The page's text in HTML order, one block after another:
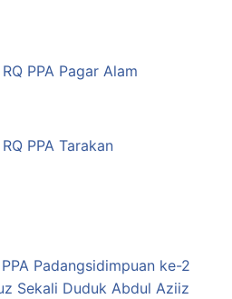
PPA Padangsidimpuan ke-2
Sekali Duduk Abdul Aziiz